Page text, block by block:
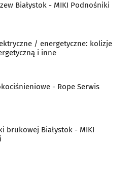
Białystok - MIKI Podnośniki
/ energetyczne: kolizje
i inne
- Rope Serwis
brukowej Białystok - MIKI